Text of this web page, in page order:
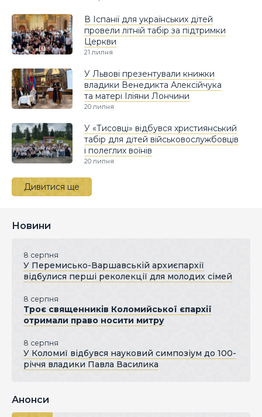
В Іспанії для українських дітей
провели літній табір за підтримки
Церкви
21 липня
У Львові презентували книжки
владики Венедикта Алексійчука
та матері Іліяни Лончини
20 липня
У «Тисовці» відбувся християнський
табір для дітей військовослужбовців
і полеглих воїнів
20 липня
Дивитися ще
Новини
8 серпня
У Перемисько-Варшавській архиєпархії
відбулися перші реколекції для молодих сімей
8 серпня
Троє священників Коломийської єпархії
отримали право носити митру
8 серпня
У Коломиї відбувся науковий симпозіум до 100-
річчя владики Павла Василика
Анонси